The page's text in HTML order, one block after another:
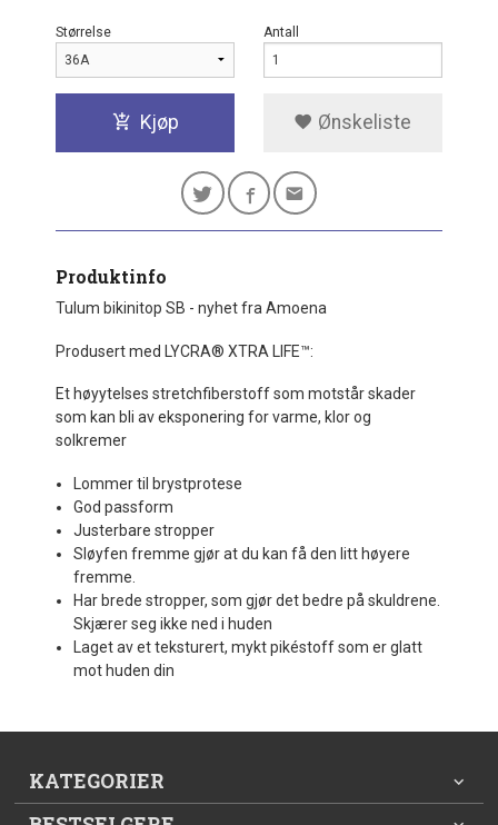
Størrelse Antall
Kjøp Ønskeliste
Produktinfo
Tulum bikinitop SB - nyhet fra Amoena
Produsert med LYCRA® XTRA LIFE™:
Et høyytelses stretchfiberstoff som motstår skader
som kan bli av eksponering for varme, klor og
solkremer
Lommer til brystprotese
God passform
Justerbare stropper
Sløyfen fremme gjør at du kan få den litt høyere
fremme.
Har brede stropper, som gjør det bedre på skuldrene.
Skjærer seg ikke ned i huden
Laget av et teksturert, mykt pikéstoff som er glatt
mot huden din
KATEGORIER